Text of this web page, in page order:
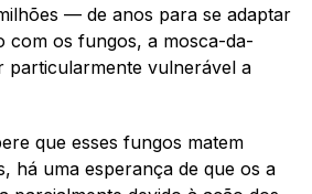
— de anos para se adaptar
com os fungos, a mosca-da-
particularmente vulnerável a
que esses fungos matem
há uma esperança de que os a